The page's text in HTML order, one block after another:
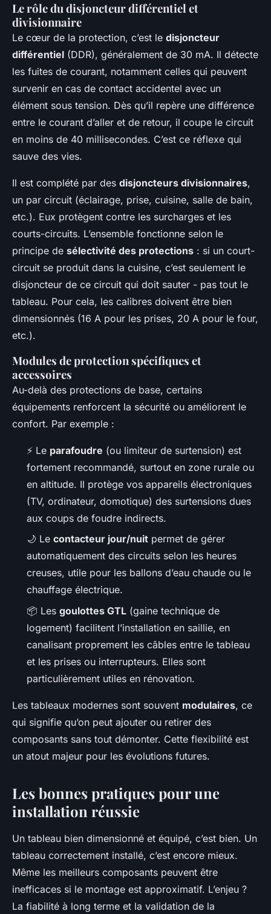
Le rôle du disjoncteur différentiel et
divisionnaire
Le cœur de la protection, c’est le disjoncteur
différentiel (DDR), généralement de 30 mA. Il détecte
les fuites de courant, notamment celles qui peuvent
survenir en cas de contact accidentel avec un
élément sous tension. Dès qu’il repère une différence
entre le courant d’aller et de retour, il coupe le circuit
en moins de 40 millisecondes. C’est ce réflexe qui
sauve des vies.
Il est complété par des disjoncteurs divisionnaires,
un par circuit (éclairage, prise, cuisine, salle de bain,
etc.). Eux protègent contre les surcharges et les
courts-circuits. L’ensemble fonctionne selon le
principe de sélectivité des protections : si un court-
circuit se produit dans la cuisine, c’est seulement le
disjoncteur de ce circuit qui doit sauter - pas tout le
tableau. Pour cela, les calibres doivent être bien
dimensionnés (16 A pour les prises, 20 A pour le four,
etc.).
Modules de protection spécifiques et
accessoires
Au-delà des protections de base, certains
équipements renforcent la sécurité ou améliorent le
confort. Par exemple :
⚡ Le parafoudre (ou limiteur de surtension) est
fortement recommandé, surtout en zone rurale ou
en altitude. Il protège vos appareils électroniques
(TV, ordinateur, domotique) des surtensions dues
aux coups de foudre indirects.
🌙 Le contacteur jour/nuit permet de gérer
automatiquement des circuits selon les heures
creuses, utile pour les ballons d’eau chaude ou le
chauffage électrique.
📦 Les goulottes GTL (gaine technique de
logement) facilitent l’installation en saillie, en
canalisant proprement les câbles entre le tableau
et les prises ou interrupteurs. Elles sont
particulièrement utiles en rénovation.
Les tableaux modernes sont souvent modulaires, ce
qui signifie qu’on peut ajouter ou retirer des
composants sans tout démonter. Cette flexibilité est
un atout majeur pour les évolutions futures.
Les bonnes pratiques pour une
installation réussie
Un tableau bien dimensionné et équipé, c’est bien. Un
tableau correctement installé, c’est encore mieux.
Même les meilleurs composants peuvent être
inefficaces si le montage est approximatif. L’enjeu ?
La fiabilité à long terme et la validation de la